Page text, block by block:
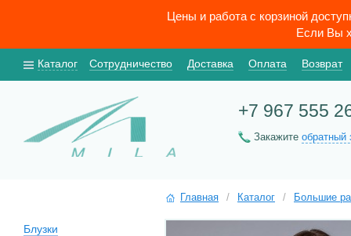
Цены и работа с корзиной
Если Вы
Каталог Сотрудничество Доставка Оплата Возврат
+7 967 555
Закажите обратный
Блузки
Главная / Каталог / Большие